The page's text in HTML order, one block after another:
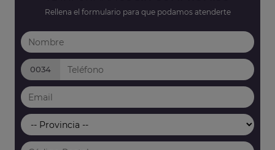
Rellena el formulario para que podamos atenderte
0034